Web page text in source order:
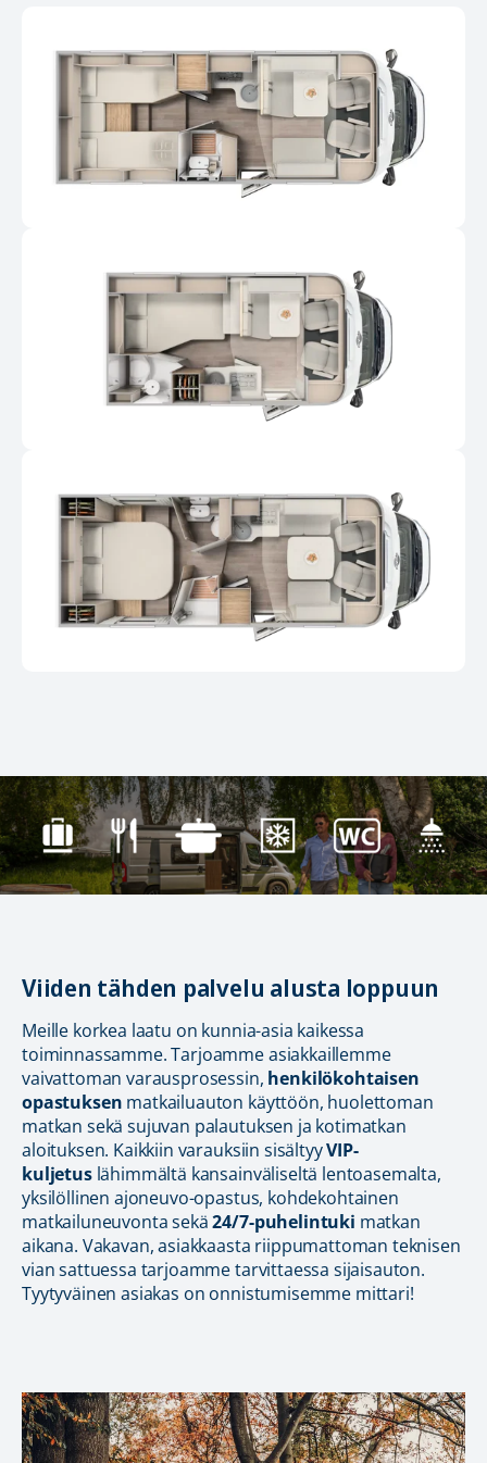
Viiden tähden palvelu alusta loppuun
Meille korkea laatu on kunnia-asia kaikessa
toiminnassamme. Tarjoamme asiakkaillemme
vaivattoman varausprosessin, henkilökohtaisen
opastuksen matkailuauton käyttöön, huolettoman
matkan sekä sujuvan palautuksen ja kotimatkan
aloituksen. Kaikkiin varauksiin sisältyyVIP-
kuljetuslähimmältä kansainväliseltä lentoasemalta,
yksilöllinen ajoneuvo-opastus, kohdekohtainen
matkailuneuvonta sekä24/7-puhelintuki matkan
aikana. Vakavan, asiakkaasta riippumattoman teknisen
vian sattuessa tarjoamme tarvittaessa sijaisauton.
Tyytyväinen asiakas on onnistumisemme mittari!